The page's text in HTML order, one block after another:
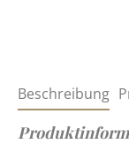
Beschreibung